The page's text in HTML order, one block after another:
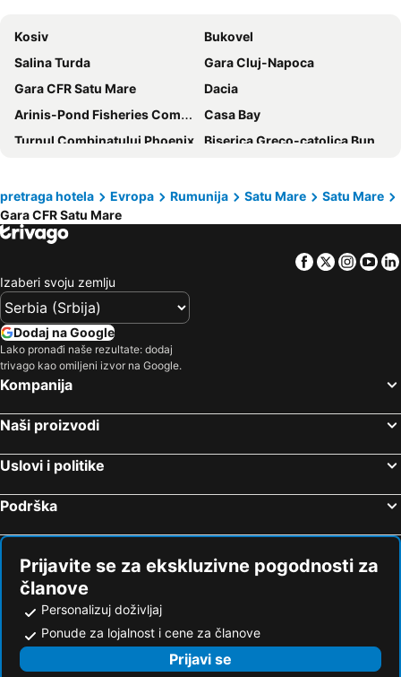
Kosiv
Bukovel
Salina Turda
Gara Cluj-Napoca
Gara CFR Satu Mare
Dacia
Arinis-Pond Fisheries Complex Arinis
Casa Bay
Turnul Combinatului Phoenix
Biserica Greco-catolica Buna Vestire
Baia Mare Station
Autogara Baia Mare
Doua Veverite
DruRelax
Icoana 4 - Tobogan Tubing
Roata 3
Hajdúszoboszló Bus Station
Pylypets
Potter's house
Gara
Soimul
Aqua - Palace
pretraga hotela Evropa Rumunija Satu Mare
Satu Mare
Gara CFR Satu Mare
Facebook
Twitter
Izaberi svoju zemlju
Dodaj na Google
Lako pronađi naše rezultate: dodaj
trivago kao omiljeni izvor na Google.
Kompanija
Naši proizvodi
Uslovi i politike
Podrška
Prijavite se za ekskluzivne pogodnosti za
članove
Personalizuj doživljaj
Ponude za lojalnost i cene za članove
Prijavi se